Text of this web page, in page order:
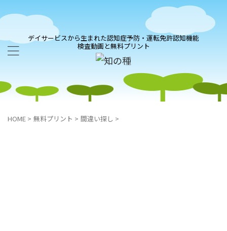
デイサービスから生まれた認知症予防・運転免許認知機能
検査動画と無料プリント
HOME > 無料プリント > 間違い探し >